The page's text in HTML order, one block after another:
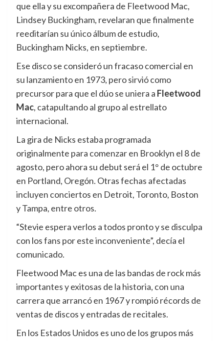
que ella y su excompañera de Fleetwood Mac,
Lindsey Buckingham, revelaran que finalmente
reeditarían su único álbum de estudio,
Buckingham Nicks, en septiembre.
Ese disco se consideró un fracaso comercial en
su lanzamiento en 1973, pero sirvió como
precursor para que el dúo se uniera a Fleetwood
Mac, catapultando al grupo al estrellato
internacional.
La gira de Nicks estaba programada
originalmente para comenzar en Brooklyn el 8 de
agosto, pero ahora su debut será el 1° de octubre
en Portland, Oregón. Otras fechas afectadas
incluyen conciertos en Detroit, Toronto, Boston
y Tampa, entre otros.
“Stevie espera verlos a todos pronto y se disculpa
con los fans por este inconveniente”, decía el
comunicado.
Fleetwood Mac es una de las bandas de rock más
importantes y exitosas de la historia, con una
carrera que arrancó en 1967 y rompió récords de
ventas de discos y entradas de recitales.
En los Estados Unidos es uno de los grupos más